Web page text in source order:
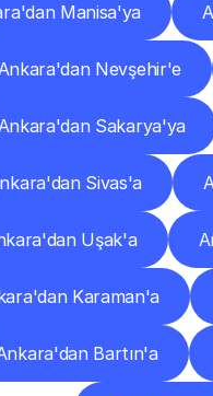
Manisa'ya
Nevşehir'e
Sakarya'ya
Sivas'a
Uşak'a
Karaman'a
Bartın'a